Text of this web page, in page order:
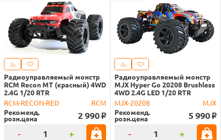
Радиоуправляемый монстр
RCM Recon MT (красный) 4WD
2.4G 1/20 RTR
RCM-RECON-RED
RCM
Рекоменд.
розн.цена 2 990 o
- +
Радиоуправляемый монстр
MJX Hyper Go 20208 Brushless
4WD 2.4G LED 1/20 RTR
MJX-20208
MJX
Рекоменд.
розн.цена 5 990 o
- +